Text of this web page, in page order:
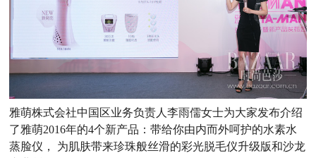
雅萌株式会社中国区业务负责人李雨儒女士为大家发布介绍
了雅萌2016年的4个新产品：带给你由内而外呵护的水素水
蒸脸仪， 为肌肤带来珍珠般丝滑的彩光脱毛仪升级版和沙龙